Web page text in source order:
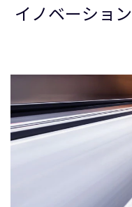
イノベーショ